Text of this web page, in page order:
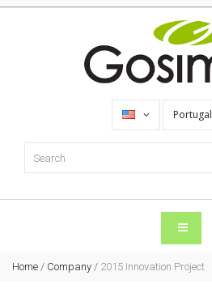
Portugal
Home / Company / 2015 Innovation Project